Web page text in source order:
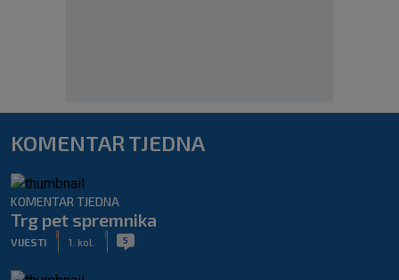
KOMENTAR TJEDNA
KOMENTAR TJEDNA
Trg pet spremnika
VIJESTI 1. kol. 5